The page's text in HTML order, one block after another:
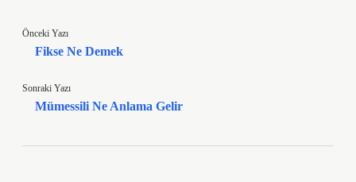
Önceki Yazı
Fikse Ne Demek
Sonraki Yazı
Mümessili Ne Anlama Gelir